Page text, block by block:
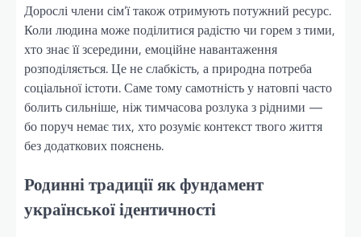
Дорослі члени сім’ї також отримують потужний ресурс.
Коли людина може поділитися радістю чи горем з тими,
хто знає її зсередини, емоційне навантаження
розподіляється. Це не слабкість, а природна потреба
соціальної істоти. Саме тому самотність у натовпі часто
болить сильніше, ніж тимчасова розлука з рідними —
бо поруч немає тих, хто розуміє контекст твого життя
без додаткових пояснень.
Родинні традиції як фундамент
української ідентичності